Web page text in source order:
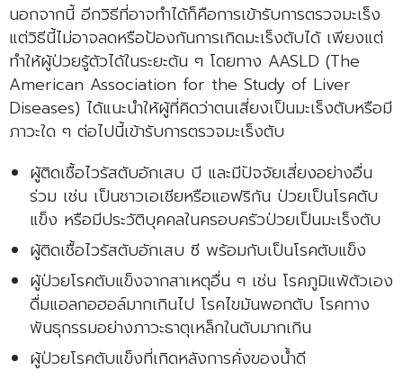
นอกจากนี้ อีกวิธีที่อาจทำได้ก็คือการเข้ารับการตรวจมะเร็ง
แต่วิธีนี้ไม่อาจลดหรือป้องกันการเกิดมะเร็งตับได้ เพียงแต่
ทำให้ผู้ป่วยรู้ตัวได้ในระยะต้น ๆ โดยทาง AASLD (The
American Association for the Study of Liver
Diseases) ได้แนะนำให้ผู้ที่คิดว่าตนเสี่ยงเป็นมะเร็งตับหรือมี
ภาวะใด ๆ ต่อไปนี้เข้ารับการตรวจมะเร็งตับ
ผู้ติดเชื้อไวรัสตับอักเสบ บี และมีปัจจัยเสี่ยงอย่างอื่น
ร่วม เช่น เป็นชาวเอเชียหรือแอฟริกัน ป่วยเป็นโรคตับ
แข็ง หรือมีประวัติบุคคลในครอบครัวป่วยเป็นมะเร็งตับ
ผู้ติดเชื้อไวรัสตับอักเสบ ซี พร้อมกับเป็นโรคตับแข็ง
ผู้ป่วยโรคตับแข็งจากสาเหตุอื่น ๆ เช่น โรคภูมิแพ้ตัวเอง
ดื่มแอลกอฮอล์มากเกินไป โรคไขมันพอกตับ โรคทาง
พันธุกรรมอย่างภาวะธาตุเหล็กในตับมากเกิน
ผู้ป่วยโรคตับแข็งที่เกิดหลังการคั่งของน้ำดี